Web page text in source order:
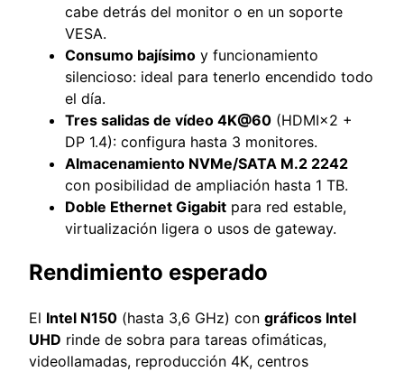
cabe detrás del monitor o en un soporte
VESA.
Consumo bajísimo y funcionamiento
silencioso: ideal para tenerlo encendido todo
el día.
Tres salidas de vídeo 4K@60 (HDMI×2 +
DP 1.4): configura hasta 3 monitores.
Almacenamiento NVMe/SATA M.2 2242
con posibilidad de ampliación hasta 1 TB.
Doble Ethernet Gigabit para red estable,
virtualización ligera o usos de gateway.
Rendimiento esperado
El Intel N150 (hasta 3,6 GHz) con gráficos Intel
UHD rinde de sobra para tareas ofimáticas,
videollamadas, reproducción 4K, centros